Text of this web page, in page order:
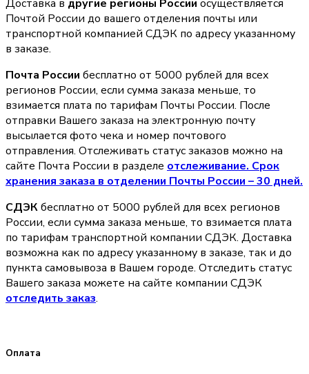
Доставка в другие регионы России осуществляется
Почтой России до вашего отделения почты или
транспортной компанией СДЭК по адресу указанному
в заказе.
Почта России бесплатно от 5000 рублей для всех
регионов России, если сумма заказа меньше, то
взимается плата по тарифам Почты России. После
отправки Вашего заказа на электронную почту
высылается фото чека и номер почтового
отправления. Отслеживать статус заказов можно на
сайте Почта России в разделе oтслеживание. Срок
хранения заказа в отделении Почты России – 30 дней.
СДЭКбесплатно от 5000 рублей для всех регионов
России, если сумма заказа меньше, то взимается плата
по тарифам транспортной компании СДЭК. Доставка
возможна как по адресу указанному в заказе, так и до
пункта самовывоза в Вашем городе. Отследить статус
Вашего заказа можете на сайте компании СДЭК
отследить заказ.
Оплата